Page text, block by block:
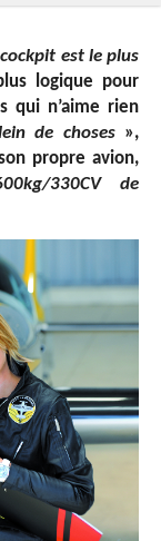
est le plus
logique pour
qui n’aime rien
de choses»,
propre avion,
330CV de